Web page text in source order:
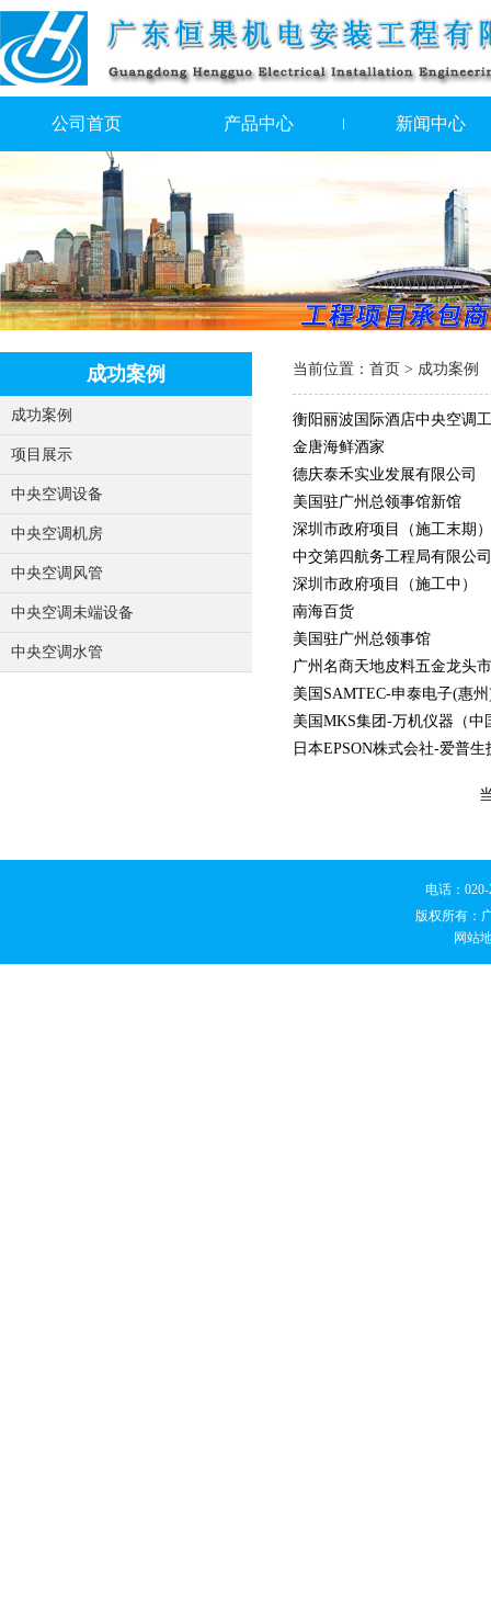
公司首页 产品中心 新闻中心
成功案例
成功案例
项目展示
中央空调设备
中央空调机房
中央空调风管
中央空调未端设备
中央空调水管
当前位置： 首页 > 成功案例
衡阳丽波国际酒店中央空调
金唐海鲜酒家
德庆泰禾实业发展有限公司
美国驻广州总领事馆新馆
深圳市政府项目（施工末期）
中交第四航务工程局有限公司
深圳市政府项目（施工中）
南海百货
美国驻广州总领事馆
广州名商天地皮料五金龙头
美国SAMTEC-申泰电子(惠
美国MKS集团-万机仪器（中
日本EPSON株式会社-爱普
电话：
版权所有：
网站